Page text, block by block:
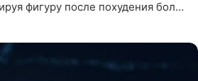
фигуру после похудения более